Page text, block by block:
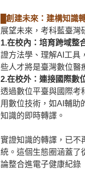
█創建未來：建構知識
展望未來，考科藍臺灣
1.在校內：培育跨域整
證方法學、理解AI工具
些人才將是臺灣數位醫
2.在校外：連接國際數
透過數位平臺與國際考
用數位技術，如AI輔助
知識的即時轉譯。
實證知識的轉譯，已不
統。這個生態圈涵蓋了
論整合進電子健康紀錄